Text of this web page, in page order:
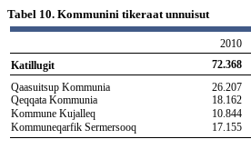
Tabel 10. Kommunini tikeraat unnuisut
2010
Katillugit
72.368
Qaasuitsup Kommunia
26.207
Qeqqata Kommunia
18.162
Kommune Kujalleq
10.844
Kommuneqarfik Sermersooq
17.155